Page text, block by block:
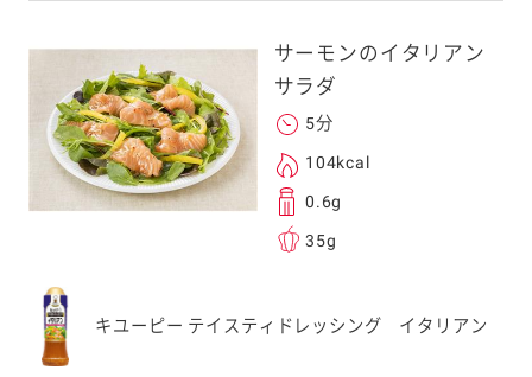
サーモンのイタリアン
サラダ
5分
104kcal
0.6g
35g
キユーピー テイスティドレッシング イタリアン